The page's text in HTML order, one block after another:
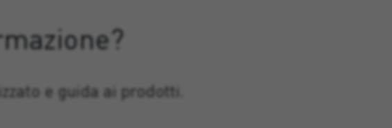
e guida ai prodotti.